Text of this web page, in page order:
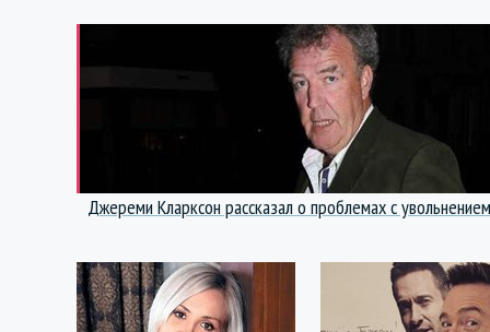
Джереми Кларксон рассказал о проблемах c